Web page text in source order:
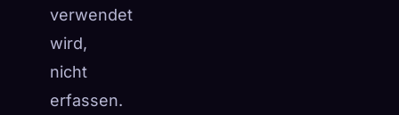
verwendet
wird,
nicht
erfassen.